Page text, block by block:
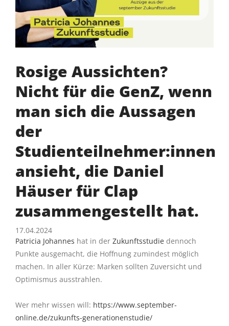
Rosige Aussichten?
Nicht für die GenZ, wenn
man sich die Aussagen
der
Studienteilnehmer:innen
ansieht, die Daniel
Häuser für Clap
zusammengestellt hat.
17.04.2024
Patricia Johannes hat in der Zukunftsstudie dennoch
Punkte ausgemacht, die Hoffnung zumindest möglich
machen. In aller Kürze: Marken sollten Zuversicht und
Optimismus ausstrahlen.
Wer mehr wissen will: https://www.september-
online.de/zukunfts-generationenstudie/